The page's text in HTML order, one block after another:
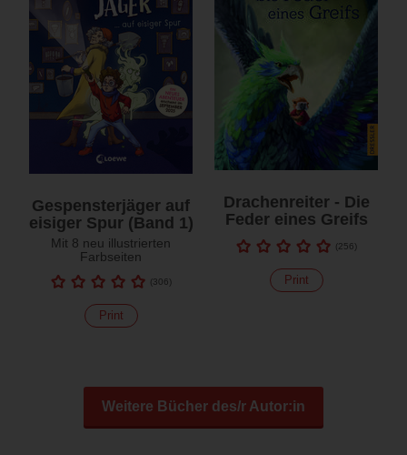
Gespensterjäger auf
eisiger Spur (Band 1)
Mit 8 neu illustrierten
Farbseiten
(306)
Print
Drachenreiter - Die
Feder eines Greifs
(256)
Print
Weitere Bücher des/r Autor:in